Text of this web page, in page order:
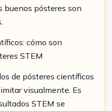
buenos pósteres son
cómo son
STEM
de pósteres científicos
visualmente. Es
STEM se